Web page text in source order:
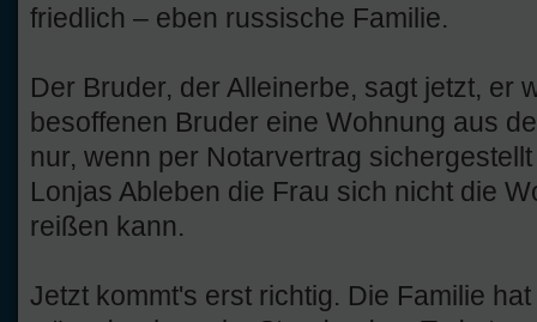
friedlich – eben russische Familie.
Der Bruder, der Alleinerbe, sagt jetzt, er
besoffenen Bruder eine Wohnung aus
nur, wenn per Notarvertrag
Lonjas Ableben die Frau sich nicht die
reißen kann.
Jetzt kommt's erst richtig. Die Familie